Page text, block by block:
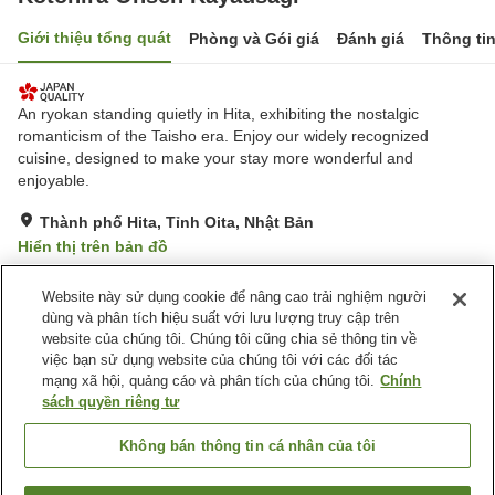
Giới thiệu tổng quát Phòng và Gói giá Đánh giá Thông
An ryokan standing quietly in Hita, exhibiting the nostalgic
romanticism of the Taisho era. Enjoy our widely recognized
cuisine, designed to make your stay more wonderful and
enjoyable.
Thành phố Hita, Tỉnh Oita, Nhật Bản
Hiển thị trên bản đồ
Tiện nghi chỗ nghỉ
Giao Hàng Tận Nhà
Yêu Cầu Bữa Ăn Riêng
Phòng ăn riêng
Nhà Tắm Lộ Thiên (Có
Nước Nóng)
Website này sử dụng cookie để nâng cao trải nghiệm người
dùng và phân tích hiệu suất với lưu lượng truy cập trên
website của chúng tôi. Chúng tôi cũng chia sẻ thông tin về
việc bạn sử dụng website của chúng tôi với các đối tác
mạng xã hội, quảng cáo và phân tích của chúng tôi. Chính
sách quyền riêng tư
Không bán thông tin cá nhân của tôi